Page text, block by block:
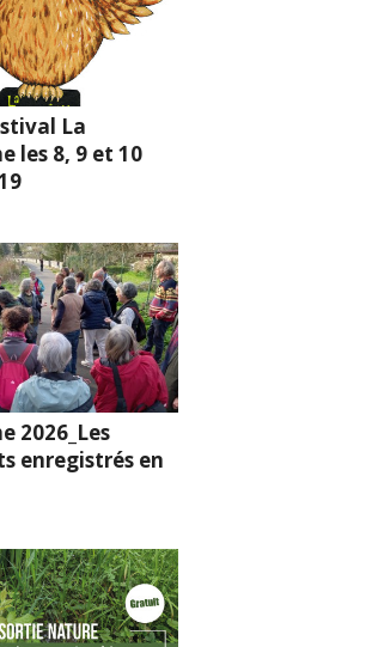
La
les 8, 9 et 10
2026_Les
enregistrés en